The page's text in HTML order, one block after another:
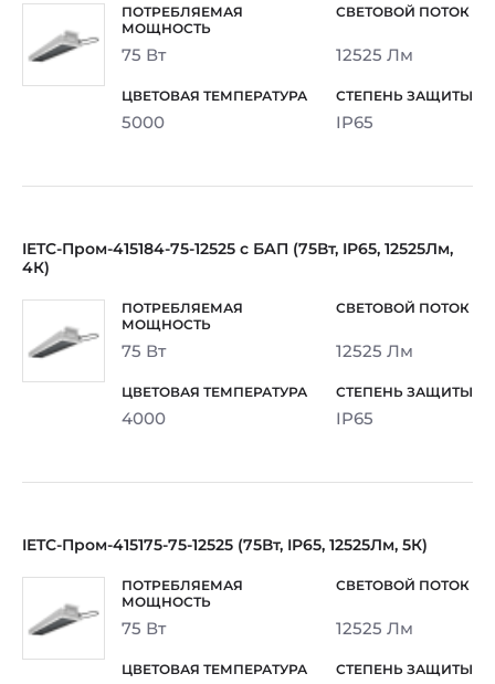
75 Вт 12525 Лм
5000 IP65
IETC-Пром-415184-75-12525 с БАП (75Вт, IP65, 12525Лм,
4К)
75 Вт 12525 Лм
4000 IP65
IETC-Пром-415175-75-12525 (75Вт, IP65, 12525Лм, 5К)
75 Вт 12525 Лм